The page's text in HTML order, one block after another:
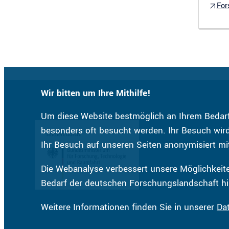
Wir bitten um Ihre Mithilfe!
Um diese Website bestmöglich an Ihrem
besonders oft besucht werden. Ihr Besuch
Ihr Besuch auf unseren Seiten anonymisiert
Die Webanalyse verbessert unsere
Bedarf der deutschen Forschungslandschaft
Weitere Informationen finden Sie in unserer